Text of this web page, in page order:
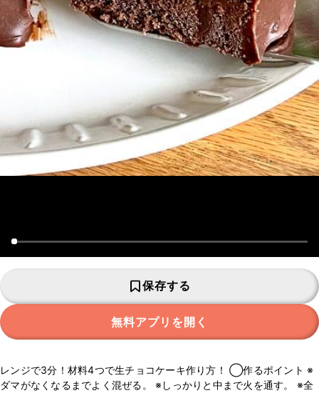
保存する
無料アプリを開く
レンジで3分！材料4つで生チョコケーキ作り方！ ◯作るポイント ※
ダマがなくなるまでよく混ぜる。 ※しっかりと中まで火を通す。 ※全